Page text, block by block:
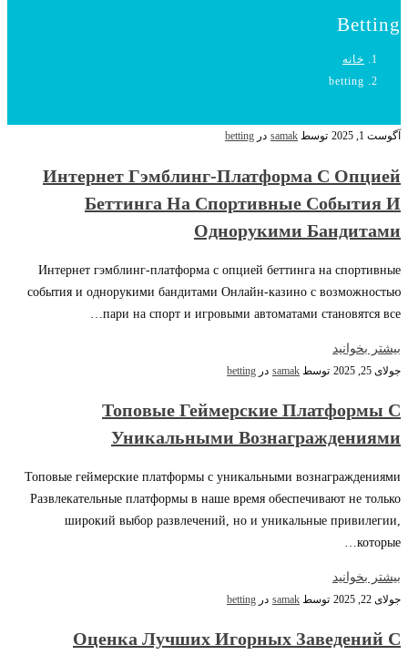
Betting
خانه
betting
آگوست 1, 2025 توسط samak در betting
Интернет Гэмблинг-Платформа С Опцией
Беттинга На Спортивные События И
Однорукими Бандитами
Интернет гэмблинг-платформа с опцией беттинга на спортивные
события и однорукими бандитами Онлайн-казино с возможностью
пари на спорт и игровыми автоматами становятся все…
بیشتر بخوانید
جولای 25, 2025 توسط samak در betting
Топовые Геймерские Платформы С
Уникальными Вознаграждениями
Топовые геймерские платформы с уникальными вознаграждениями
Развлекательные платформы в наше время обеспечивают не только
широкий выбор развлечений, но и уникальные привилегии,
которые…
بیشتر بخوانید
جولای 22, 2025 توسط samak در betting
Оценка Лучших Игорных Заведений С